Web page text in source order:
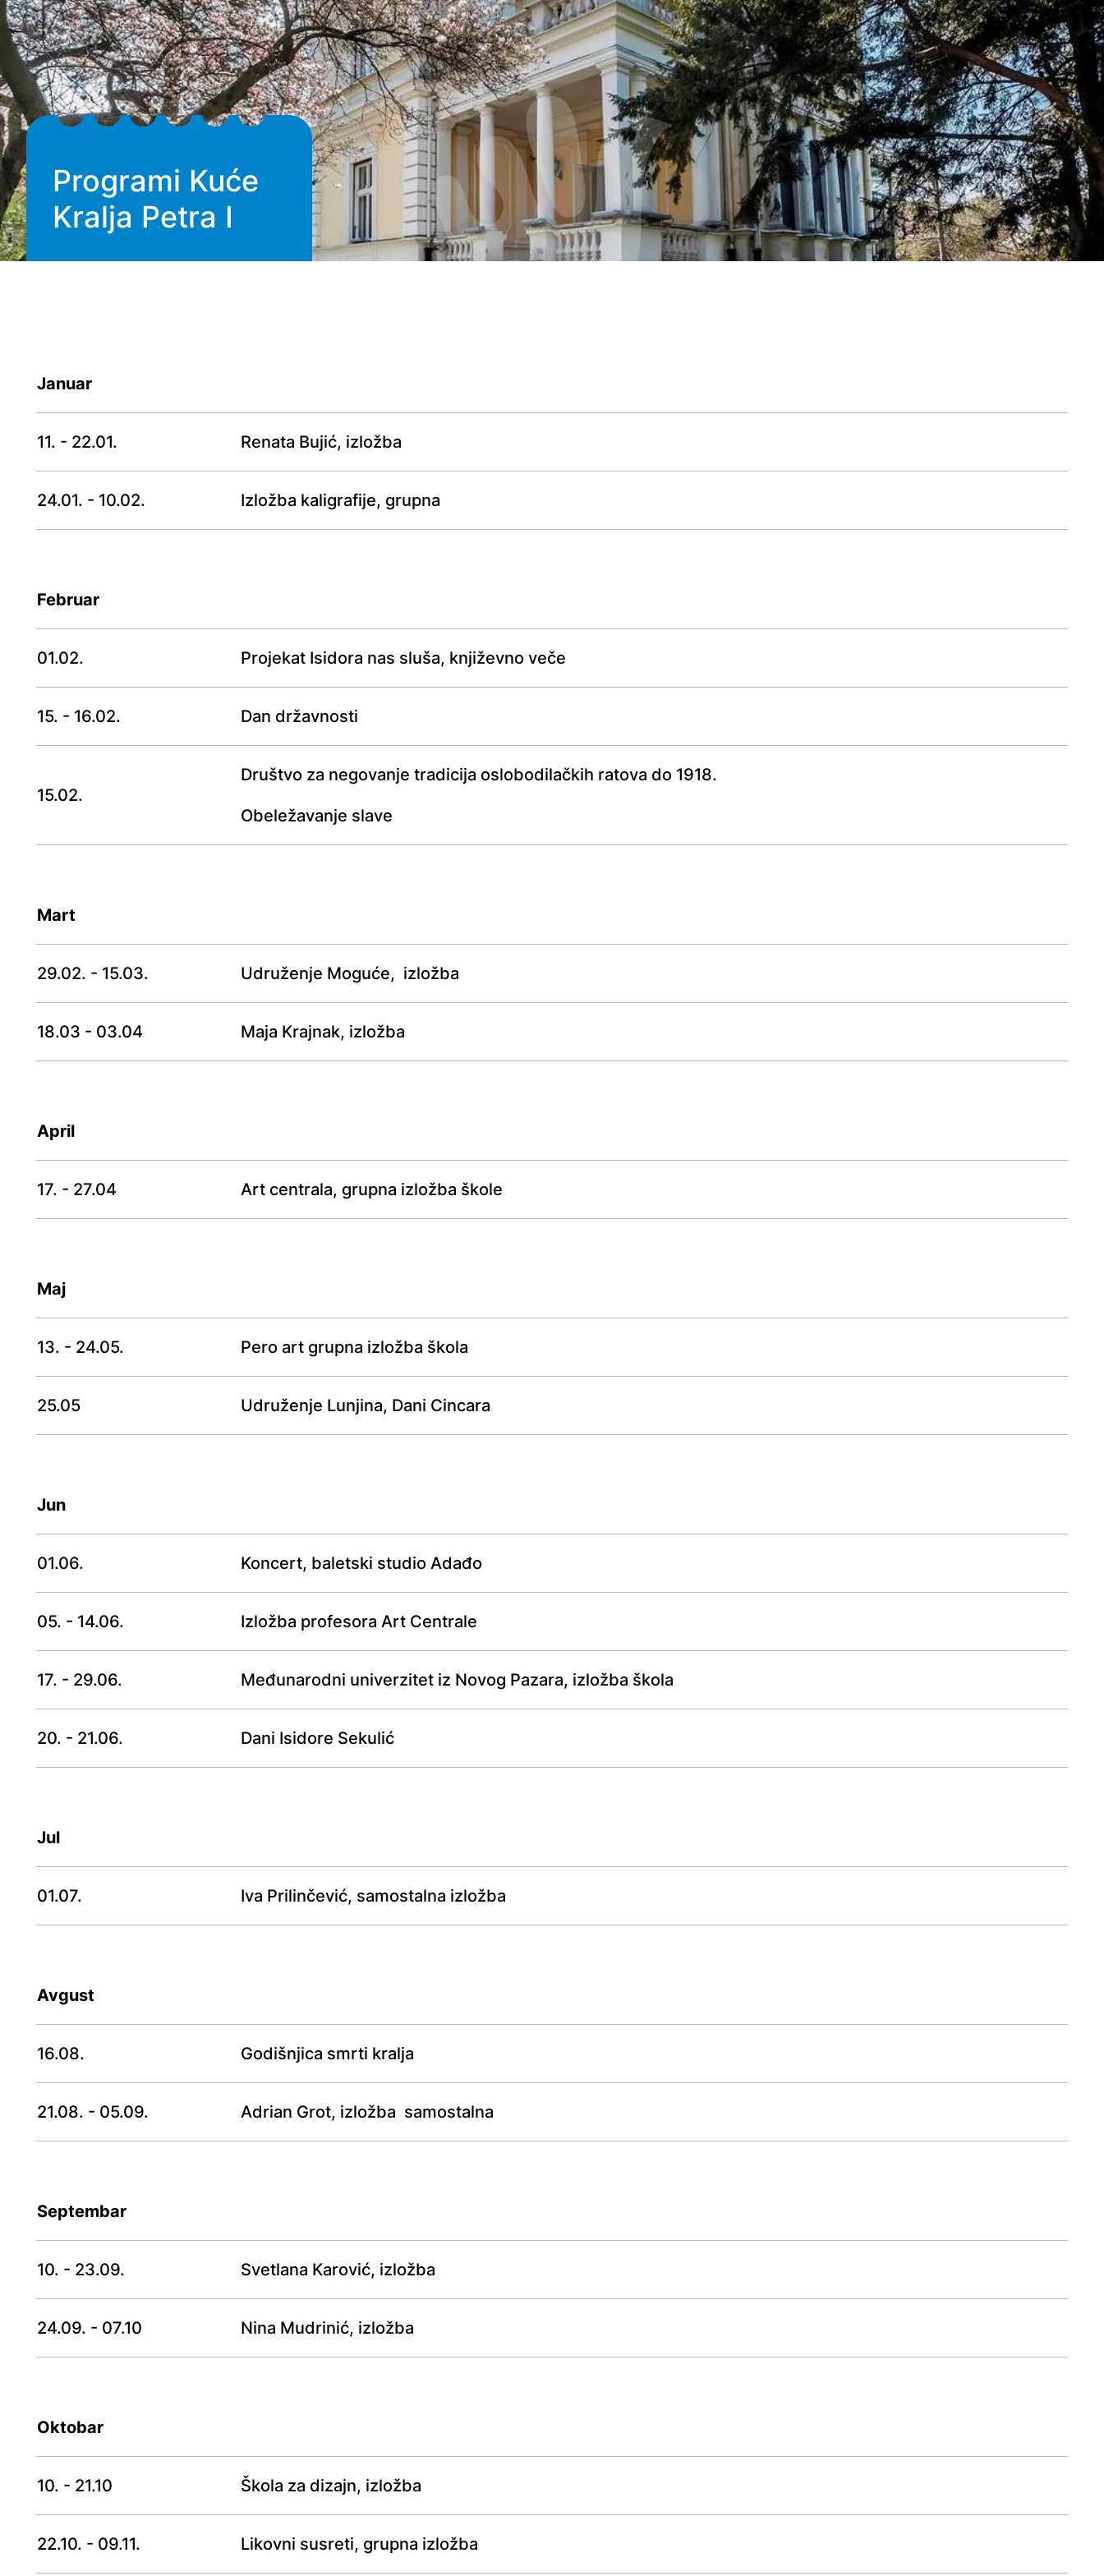
Programi Kuće
Kralja Petra I
Januar
11. - 22.01. Renata Bujić, izložba
24.01. - 10.02. Izložba kaligrafije, grupna
Februar
01.02. Projekat Isidora nas sluša, književno veče
15. - 16.02. Dan državnosti
15.02.
Društvo za negovanje tradicija oslobodilačkih ratova do 1918.
Obeležavanje slave
Mart
29.02. - 15.03. Udruženje Moguće, izložba
18.03 - 03.04 Maja Krajnak, izložba
April
17. - 27.04 Art centrala, grupna izložba škole
Maj
13. - 24.05. Pero art grupna izložba škola
25.05 Udruženje Lunjina, Dani Cincara
Jun
01.06. Koncert, baletski studio Adađo
05. - 14.06. Izložba profesora Art Centrale
17. - 29.06. Međunarodni univerzitet iz Novog Pazara, izložba škola
20. - 21.06. Dani Isidore Sekulić
Jul
01.07. Iva Prilinčević, samostalna izložba
Avgust
16.08. Godišnjica smrti kralja
21.08. - 05.09. Adrian Grot, izložba samostalna
Septembar
10. - 23.09. Svetlana Karović, izložba
24.09. - 07.10 Nina Mudrinić, izložba
Oktobar
10. - 21.10 Škola za dizajn, izložba
22.10. - 09.11. Likovni susreti, grupna izložba